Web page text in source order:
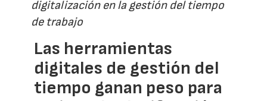
digitalización en la gestión del tiempo
de trabajo
Las herramientas
digitales de gestión del
tiempo ganan peso para